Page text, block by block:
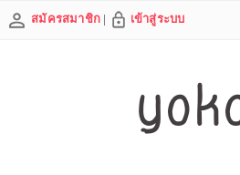
สมัครสมาชิก | เข้าสู่ระบบ